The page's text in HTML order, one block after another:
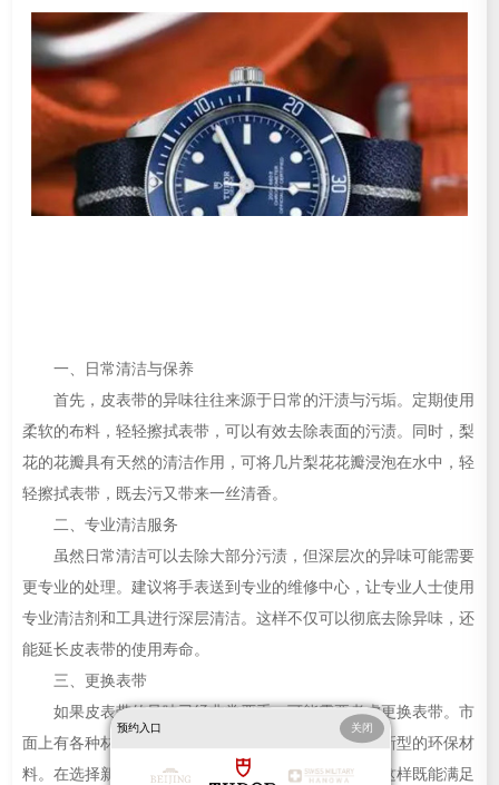
一、日常清洁与保养
首先，皮表带的异味往往来源于日常的汗渍与污垢。定期使用
柔软的布料，轻轻擦拭表带，可以有效去除表面的污渍。同时，梨
花的花瓣具有天然的清洁作用，可将几片梨花花瓣浸泡在水中，轻
轻擦拭表带，既去污又带来一丝清香。
二、专业清洁服务
虽然日常清洁可以去除大部分污渍，但深层次的异味可能需要
更专业的处理。建议将手表送到专业的维修中心，让专业人士使用
专业清洁剂和工具进行深层清洁。这样不仅可以彻底去除异味，还
能延长皮表带的使用寿命。
三、更换表带
如果皮表带的异味已经非常严重，可能需要考虑更换表带。市
面上有各种材质的表带可供选择，如不锈钢、陶瓷或新型的环保材
料。在选择新表带时，可以考虑梨花的图案或颜色，这样既能满足
预约入口 关闭